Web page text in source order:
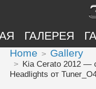
ГАЛЕРЕЯ
Home Gallery
Kia Cerato 2012 —
Headlights от